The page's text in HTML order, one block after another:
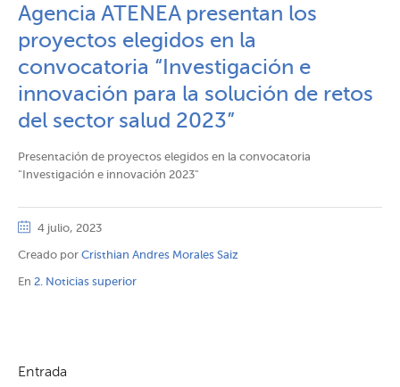
Agencia ATENEA presentan los
proyectos elegidos en la
convocatoria “Investigación e
innovación para la solución de retos
del sector salud 2023”
Presentación de proyectos elegidos en la convocatoria
"Investigación e innovación 2023"
4 julio, 2023
Creado por Cristhian Andres Morales Saiz
En 2. Noticias superior
Entrada